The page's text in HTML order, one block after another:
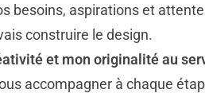
besoins, aspirations et
construire le design.
et mon originalité au
accompagner à chaque